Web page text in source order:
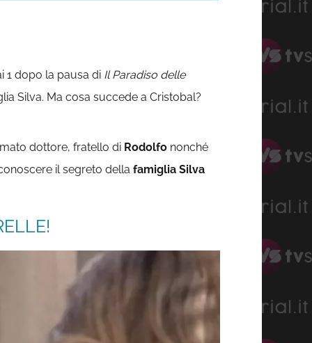
1 dopo la pausa di Il Paradiso delle
Silva. Ma cosa succede a Cristobal?
dottore, fratello di Rodolfo nonché
il segreto della famiglia Silva